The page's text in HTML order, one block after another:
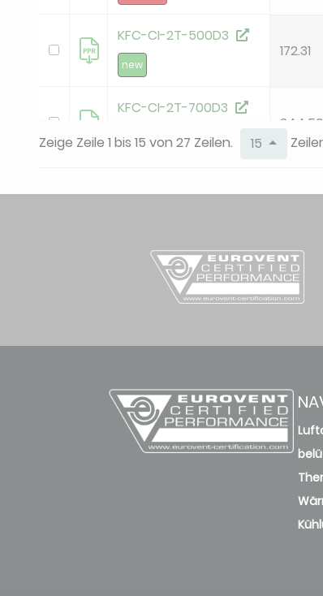
KFC-CI-2T-500D3
new
172.31
KFC-CI-2T-700D3
new
244.59
189.87
KFC-CIS-2T-1200D3
135.05
KFC-CIS-2T-600D2
deleted
197.36
150.7
Zeige Zeile 1 bis 15 von 27 Zeilen. 15